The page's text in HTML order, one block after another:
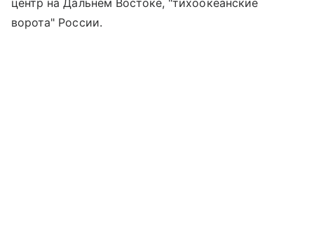
центр на Дальнем Востоке, "тихоокеанские
ворота" России.